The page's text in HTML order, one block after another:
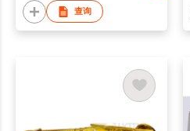
查询